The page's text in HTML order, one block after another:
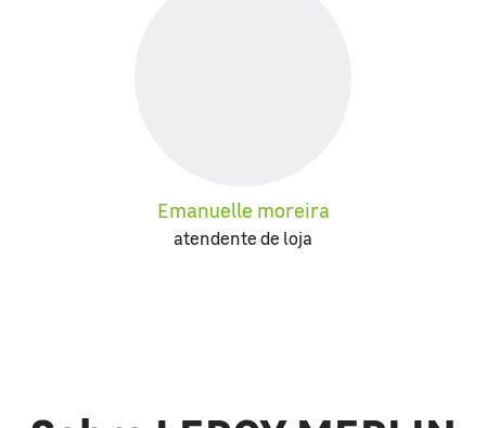
Emanuelle moreira
atendente de loja